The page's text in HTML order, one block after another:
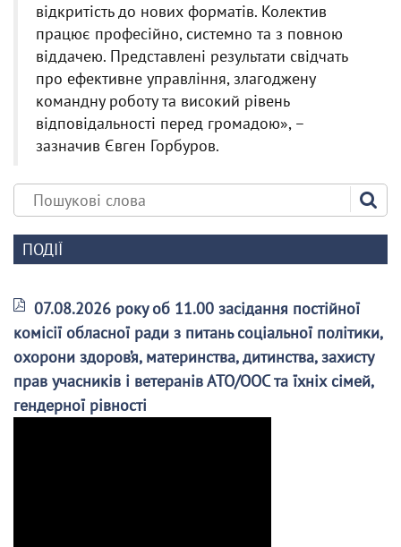
відкритість до нових форматів. Колектив
працює професійно, системно та з повною
віддачею. Представлені результати свідчать
про ефективне управління, злагоджену
командну роботу та високий рівень
відповідальності перед громадою», –
зазначив Євген Горбуров.
ПОДІЇ
07.08.2026 року об 11.00 засідання постійної
комісії обласної ради з питань соціальної політики,
охорони здоров’я, материнства, дитинства, захисту
прав учасників і ветеранів АТО/ООС та їхніх сімей,
гендерної рівності